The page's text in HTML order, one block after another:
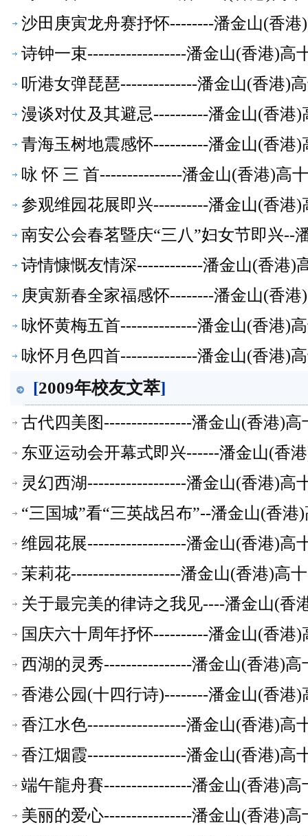
沙田庚寅龙舟赛抒怀--------潘金山(香
诗钟一束------------------潘金山(香港)高
听港女弹琵琶--------------潘金山(香港)
漫谈对仗及其避忌----------潘金山(香港
青海玉树地震感怀----------潘金山(香港
咏 怀 三 首---------------潘金山(香港)高
参观维园花展即兴----------潘金山(香港
南安公会春茗暨庆“三八”妇女节即兴--
诗情慷慨友情深------------潘金山(香港)
庚寅新春全家福感怀--------潘金山(香
咏怀黄梅五首--------------潘金山(香港)
咏怀月色四首--------------潘金山(香港)
[2009年校友文萃]
古代四美图----------------潘金山(香港)
东亚运动会开幕式即兴------潘金山(香
灵幻西湖------------------潘金山(香港)高
“三国城”看“三英战呂布”--潘金山(香
维园花展------------------潘金山(香港)高
茉莉花--------------------潘金山(香港)高
关于最完美的律诗之我见----潘金山(香
国庆六十周年抒怀----------潘金山(香港
西湖的灵秀----------------潘金山(香港)
香港公园(十四行诗)--------潘金山(香港
香江水色------------------潘金山(香港)高
香江烟霞------------------潘金山(香港)高
端午龍舟賽----------------潘金山(香港)
美丽的爱心----------------潘金山(香港)